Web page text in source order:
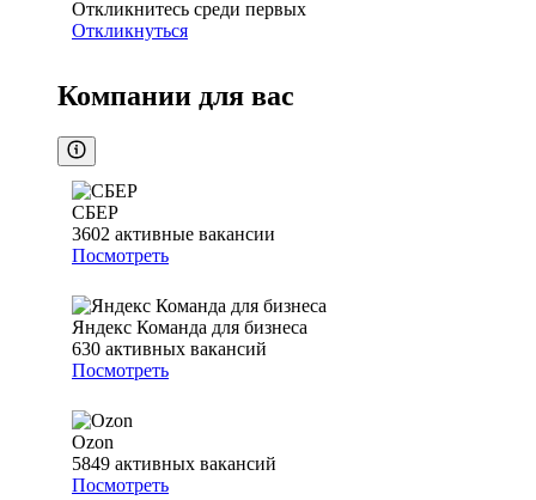
Откликнитесь среди первых
Откликнуться
Компании для вас
СБЕР
3602 активные вакансии
Посмотреть
Яндекс Команда для бизнеса
630 активных вакансий
Посмотреть
Ozon
5849 активных вакансий
Посмотреть